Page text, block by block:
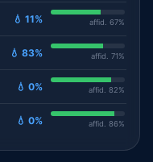
💧 11% affid. 67%
💧 83% affid. 71%
💧 0% affid. 82%
💧 0% affid. 86%